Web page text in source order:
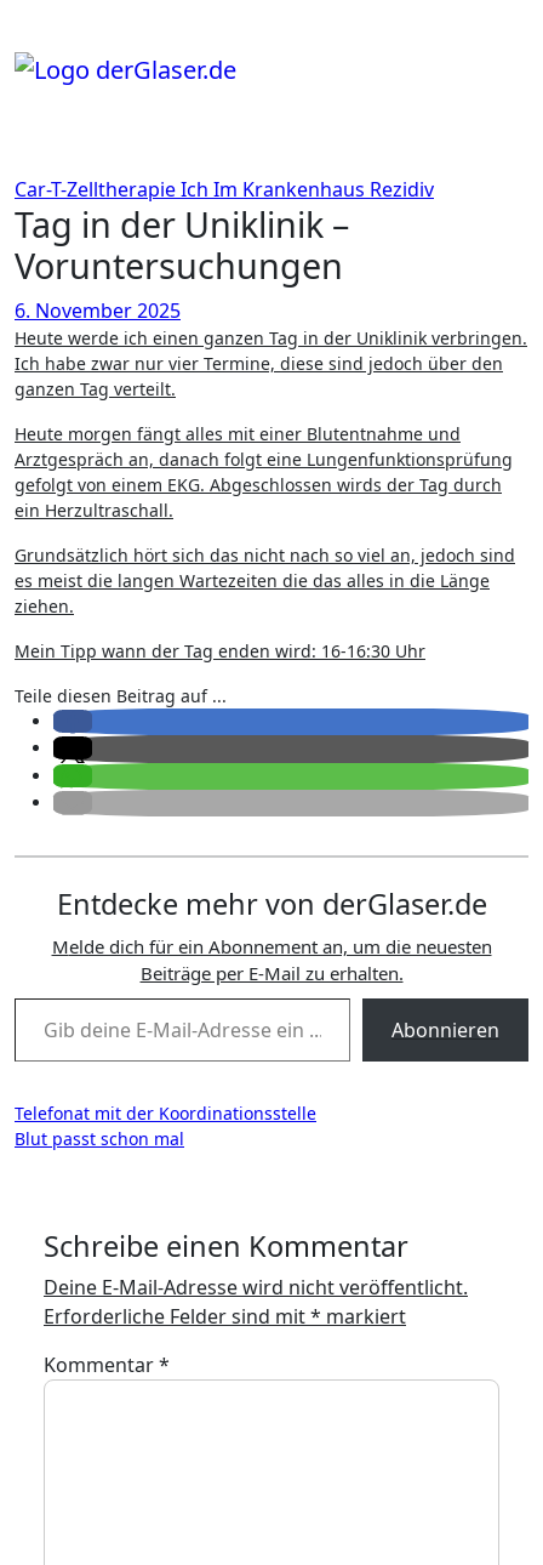
springen
Car-T-ZelltherapieIch Im Krankenhaus Rezidiv
Tag in der Uniklinik –
Voruntersuchungen
6. November 2025
Heute werde ich einen ganzen Tag in der Uniklinik verbringen.
Ich habe zwar nur vier Termine, diese sind jedoch über den
ganzen Tag verteilt.
Heute morgen fängt alles mit einer Blutentnahme und
Arztgespräch an, danach folgt eine Lungenfunktionsprüfung
gefolgt von einem EKG. Abgeschlossen wirds der Tag durch
ein Herzultraschall.
Grundsätzlich hört sich das nicht nach so viel an, jedoch sind
es meist die langen Wartezeiten die das alles in die Länge
ziehen.
Mein Tipp wann der Tag enden wird: 16-16:30 Uhr
Teile diesen Beitrag auf ...
Entdecke mehr von derGlaser.de
Melde dich für ein Abonnement an, um die neuesten
Beiträge per E-Mail zu erhalten.
Gib deine E-Mail-Adresse ein ...
Abonnieren
Beitragsnavigation
Telefonat mit der Koordinationsstelle
Blut passt schon mal
Schreibe einen Kommentar
Deine E-Mail-Adresse wird nicht veröffentlicht.
Erforderliche Felder sind mit* markiert
Kommentar*